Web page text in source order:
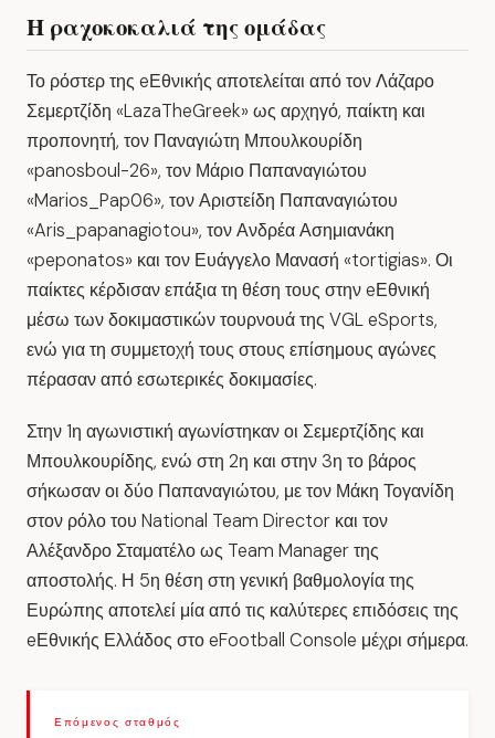
Η ραχοκοκαλιά της ομάδας
Το ρόστερ της eΕθνικής αποτελείται από τον Λάζαρο
Σεμερτζίδη «LazaTheGreek» ως αρχηγό, παίκτη και
προπονητή, τον Παναγιώτη Μπουλκουρίδη
«panosboul-26», τον Μάριο Παπαναγιώτου
«Marios_Pap06», τον Αριστείδη Παπαναγιώτου
«Aris_papanagiotou», τον Ανδρέα Ασημιανάκη
«peponatos» και τον Ευάγγελο Μανασή «tortigias». Οι
παίκτες κέρδισαν επάξια τη θέση τους στην eΕθνική
μέσω των δοκιμαστικών τουρνουά της VGL eSports,
ενώ για τη συμμετοχή τους στους επίσημους αγώνες
πέρασαν από εσωτερικές δοκιμασίες.
Στην 1η αγωνιστική αγωνίστηκαν οι Σεμερτζίδης και
Μπουλκουρίδης, ενώ στη 2η και στην 3η το βάρος
σήκωσαν οι δύο Παπαναγιώτου, με τον Μάκη Τογανίδη
στον ρόλο του National Team Director και τον
Αλέξανδρο Σταματέλο ως Team Manager της
αποστολής. Η 5η θέση στη γενική βαθμολογία της
Ευρώπης αποτελεί μία από τις καλύτερες επιδόσεις της
eΕθνικής Ελλάδος στο eFootball Console μέχρι σήμερα.
Επόμενος σταθμός